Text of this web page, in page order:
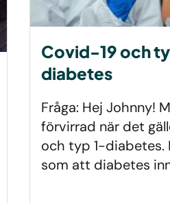
Covid-19 och
diabetes
Fråga: Hej Johnny!
förvirrad när det
och typ 1-diabetes.
som att diabetes